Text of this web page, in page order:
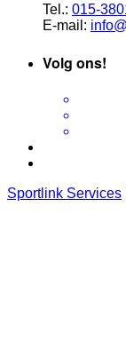
Tel.: 015-
E-mail:
Volg ons!
Sportlink Services